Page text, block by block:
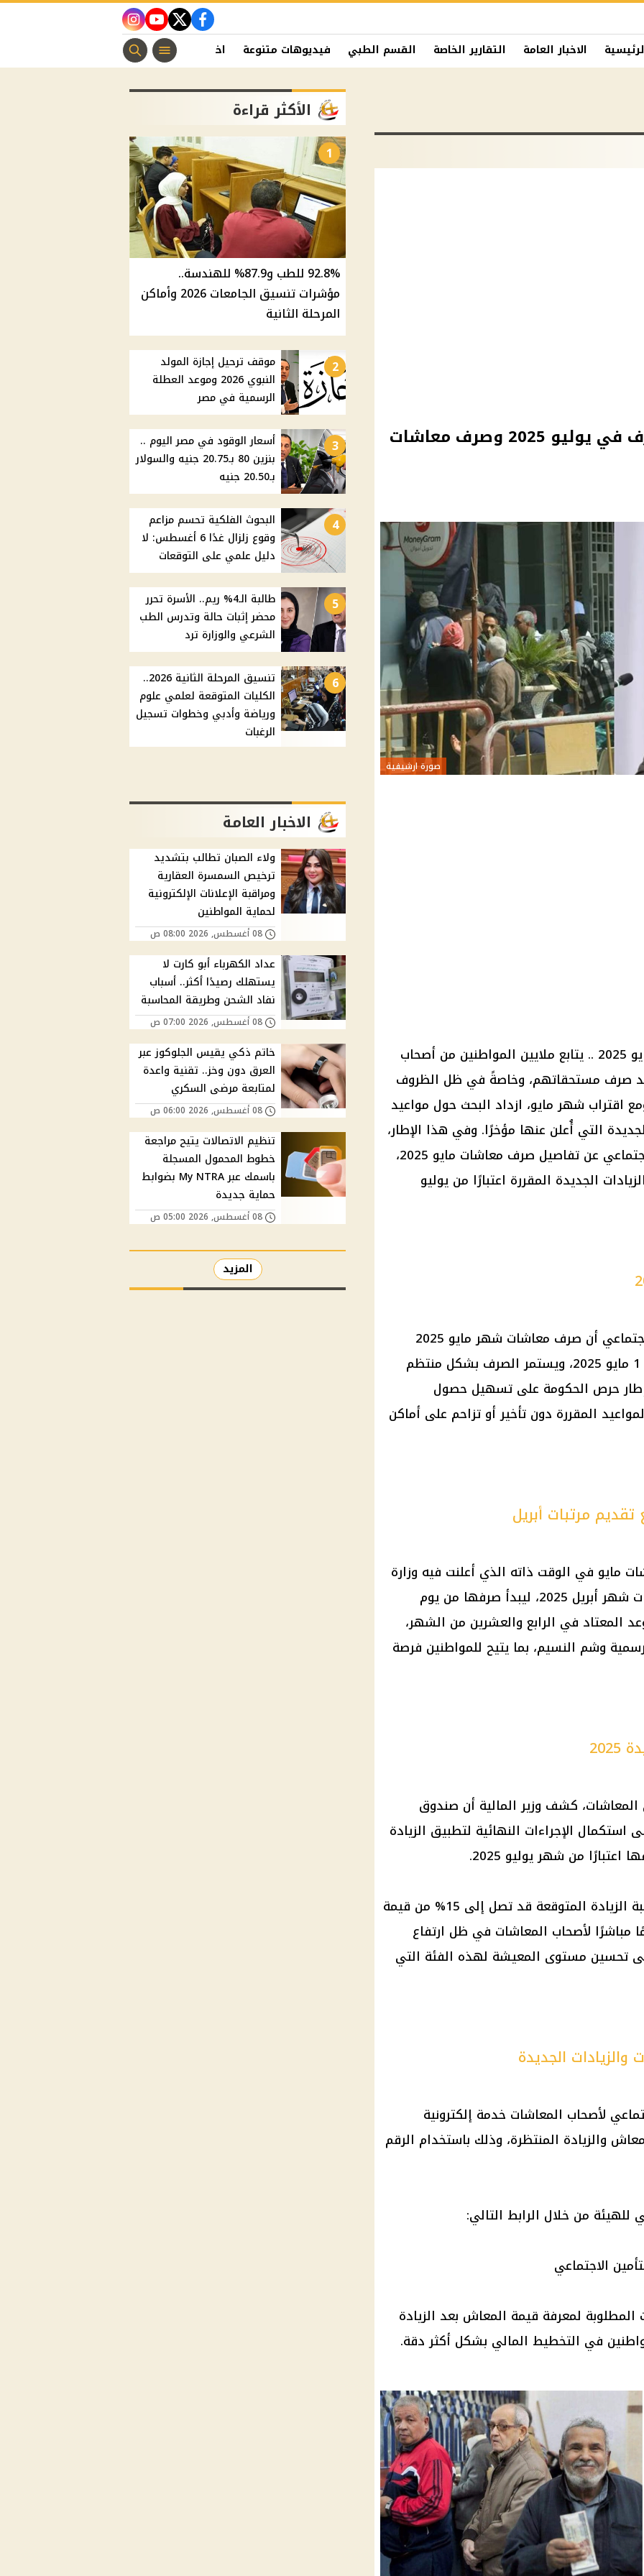
facebook
twitter
youtube
instagram
الاخبار العامة التقارير الخاصة القسم الطبي فيديوهات متنوعة اخبار الفن منوعات مسيحية
زيادة المعاشات 15% تُصرف في يوليو 2025 وصرف معاشات
صورة ارشيفية
زيادة المعاشات .. معاشات شهر مايو 2025 .. يتابع ملايين المواطنين من أصحاب
صرف مستحقاتهم، وخاصةً في ظل الظروف
اقتراب شهر مايو، ازداد البحث حول مواعيد
التي أُعلن عنها مؤخرًا. وفي هذا الإطار،
كشفت الهيئة القومية للتأمين الاجتماعي عن تفاصيل صرف معاشات مايو 2025،
الجديدة المقررة اعتبارًا من يوليو
أوضحت الهيئة القومية للتأمين الاجتماعي أن صرف معاشات شهر مايو 2025
سيبدأ رسميًا يوم الأربعاء الموافق 1 مايو 2025، ويستمر الصرف بشكل منتظم
حرص الحكومة على تسهيل حصول
المقررة دون تأخير أو تزاحم على أماكن
مرتبات أبريل
مايو في الوقت ذاته الذي أعلنت فيه وزارة
المالية عن تقديم موعد صرف مرتبات شهر أبريل 2025، ليبدأ صرفها من يوم
بدلًا من الموعد المعتاد في الرابع والعشرين من الشهر،
وشم النسيم، بما يتيح للمواطنين فرصة
المعاشات، كشف وزير المالية أن صندوق
استكمال الإجراءات النهائية لتطبيق الزيادة
من شهر يوليو 2025.
ووفقًا للتصريحات الرسمية، فإن نسبة الزيادة المتوقعة قد تصل إلى 15% من قيمة
لأصحاب المعاشات في ظل ارتفاع
تحسين مستوى المعيشة لهذه الفئة التي
الجديدة
لأصحاب المعاشات خدمة إلكترونية
والزيادة المنتظرة، وذلك باستخدام الرقم
من خلال الرابط التالي:
الاجتماعي
المطلوبة لمعرفة قيمة المعاش بعد الزيادة
في التخطيط المالي بشكل أكثر دقة.
الأكثر قراءة
1
92.8% للطب و87.9% للهندسة..
مؤشرات تنسيق الجامعات 2026 وأماكن
المرحلة الثانية
2
موقف ترحيل إجازة المولد
النبوي 2026 وموعد العطلة
الرسمية في مصر
3
أسعار الوقود في مصر اليوم ..
بنزين 80 بـ20.75 جنيه والسولار
بـ20.50 جنيه
4
البحوث الفلكية تحسم مزاعم
وقوع زلزال غدًا 6 أغسطس: لا
دليل علمي على التوقعات
5
طالبة الـ4% ريم.. الأسرة تحرر
محضر إثبات حالة وتدرس الطب
الشرعي والوزارة ترد
6
تنسيق المرحلة الثانية 2026..
الكليات المتوقعة لعلمي علوم
ورياضة وأدبي وخطوات تسجيل
الرغبات
الاخبار العامة
ولاء الصبان تطالب بتشديد
ترخيص السمسرة العقارية
ومراقبة الإعلانات الإلكترونية
لحماية المواطنين
08 أغسطس, 2026 08:00 ص
عداد الكهرباء أبو كارت لا
يستهلك رصيدًا أكثر.. أسباب
نفاد الشحن وطريقة المحاسبة
08 أغسطس, 2026 07:00 ص
خاتم ذكي يقيس الجلوكوز عبر
العرق دون وخز.. تقنية واعدة
لمتابعة مرضى السكري
08 أغسطس, 2026 06:00 ص
تنظيم الاتصالات يتيح مراجعة
خطوط المحمول المسجلة
باسمك عبر My NTRA بضوابط
حماية جديدة
08 أغسطس, 2026 05:00 ص
المزيد